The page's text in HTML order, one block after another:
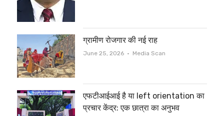
ग्रामीण रोजगार की नई राह
June 25, 2026 Author
Media Scan
एफटीआईआई है या left orientation का
प्रचार केंद्र: एक छात्रा का अनुभव